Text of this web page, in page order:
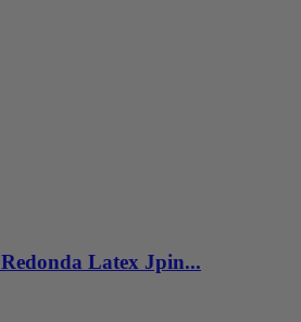
Latex Jpin...